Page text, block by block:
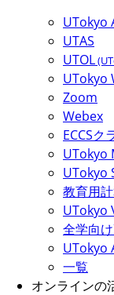
UTokyo
UTAS
UTOL
UTokyo
Zoom
Webex
ECCSク
UTokyo
UTokyo
教育用計
UTokyo
全学向
UTokyo
一覧
オンラインの